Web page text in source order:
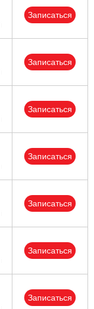
Записаться
Записаться
Записаться
Записаться
Записаться
Записаться
Записаться